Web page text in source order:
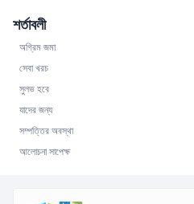
শর্তাবলী
অগ্রিম জমা
সেবা খরচ
সুলভ হবে
যাদের জন্য
সম্পত্তির অবস্থা
আলোচনা সাপেক্ষ